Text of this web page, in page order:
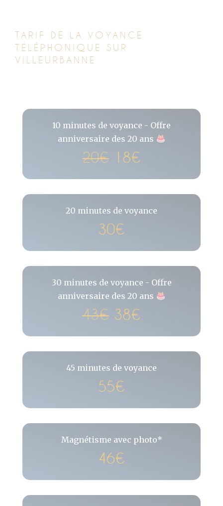
TARIF DE LA VOYANCE
TÉLÉPHONIQUE SUR
VILLEURBANNE
10 minutes de voyance - Offre
anniversaire des 20 ans
20€ 18€
20 minutes de voyance
30€
30 minutes de voyance - Offre
anniversaire des 20 ans
43€ 38€
45 minutes de voyance
55€
Magnétisme avec photo*
46€